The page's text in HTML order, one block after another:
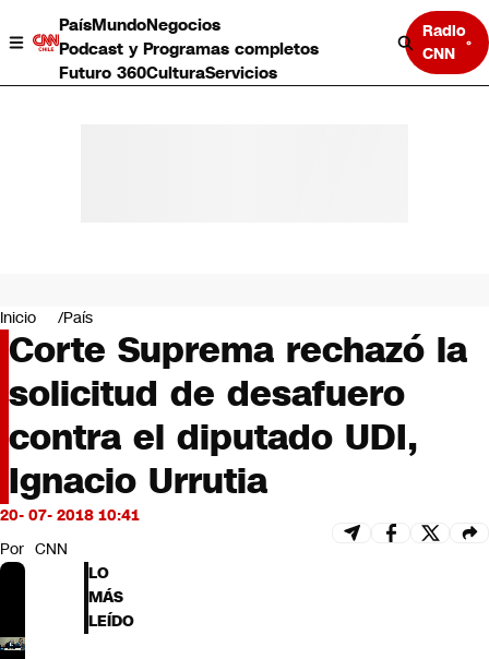
PaísMundoNegocios
Podcast y Programas completos
Futuro 360CulturaServicios
Radio
CNN
Negocios
Deportes
Programas completos
Cultura
Servicios
Bits
CNN tiempo
Futuro 360
Inicio País
Corte Suprema rechazó la
solicitud de desafuero
contra el diputado UDI,
Ignacio Urrutia
20- 07- 2018 10:41
Por CNN
LO
MÁS
LEÍDO